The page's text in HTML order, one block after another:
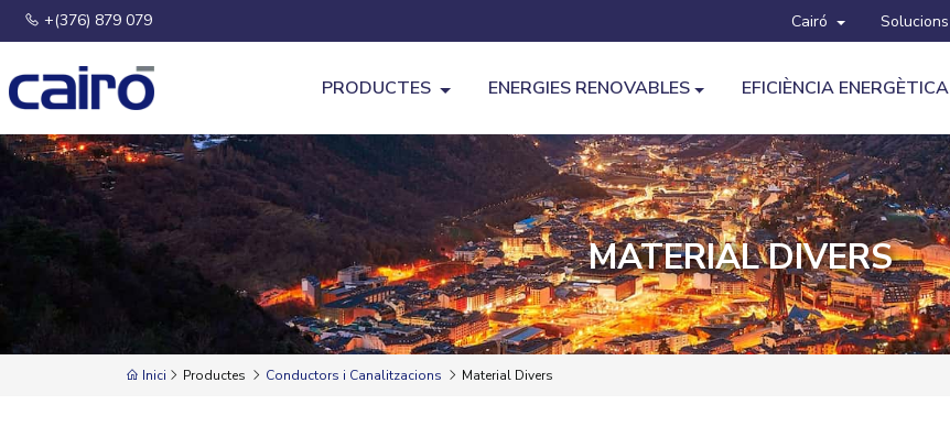
+(376) 879 079 Cairó Solucions
PRODUCTES ENERGIES RENOVABLES EFICIÈNCIA ENERGÈTICA
MATERIAL DIVERS
Inici Productes Conductors i Canalitzacions Material Divers